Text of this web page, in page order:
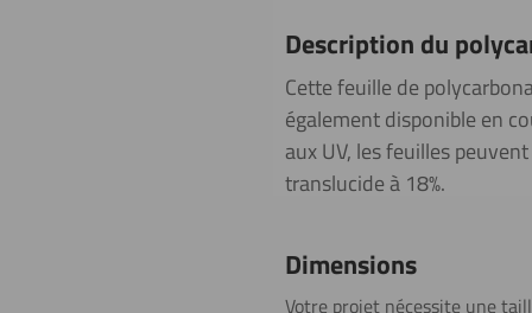
Description du
Cette feuille de
également disponible en
aux UV, les feuilles
translucide à 18%.
Dimensions
Votre projet nécessite une